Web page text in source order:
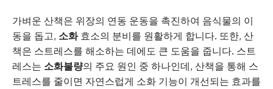
가벼운 산책은 위장의 연동 운동을 촉진하여 음식물의 이
동을 돕고, 소화효소의 분비를 원활하게 합니다. 또한, 산
책은 스트레스를 해소하는 데에도 큰 도움을 줍니다. 스트
레스는 소화불량의 주요 원인 중 하나인데, 산책을 통해 스
트레스를 줄이면 자연스럽게 소화 기능이 개선되는 효과를